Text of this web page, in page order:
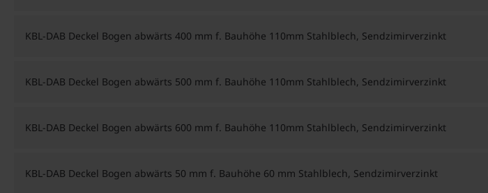
KBL-DAB Deckel Bogen abwärts 400 mm f. Bauhöhe 110mm Stahlblech, Sendzimirverzinkt
KBL-DAB Deckel Bogen abwärts 500 mm f. Bauhöhe 110mm Stahlblech, Sendzimirverzinkt
KBL-DAB Deckel Bogen abwärts 600 mm f. Bauhöhe 110mm Stahlblech, Sendzimirverzinkt
KBL-DAB Deckel Bogen abwärts 50 mm f. Bauhöhe 60 mm Stahlblech, Sendzimirverzinkt